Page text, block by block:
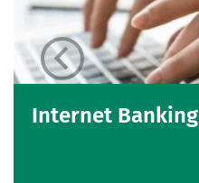
Internet Banking